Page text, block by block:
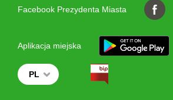
Facebook Prezydenta Miasta
Aplikacja miejska
PL